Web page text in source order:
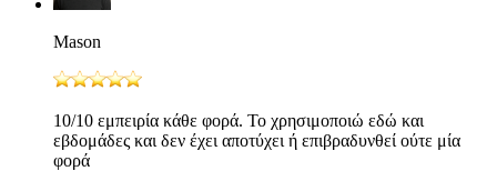
Mason
10/10 εμπειρία κάθε φορά. Το χρησιμοποιώ εδώ και
εβδομάδες και δεν έχει αποτύχει ή επιβραδυνθεί ούτε μία
φορά